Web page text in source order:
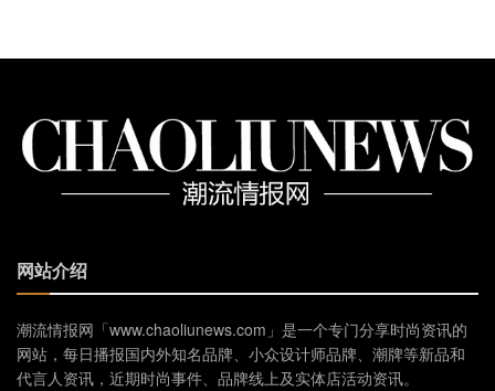
网站介绍
潮流情报网「www.chaoliunews.com」是一个专门分享时尚资讯的
网站，每日播报国内外知名品牌、小众设计师品牌、潮牌等新品和
代言人资讯，近期时尚事件、品牌线上及实体店活动资讯。